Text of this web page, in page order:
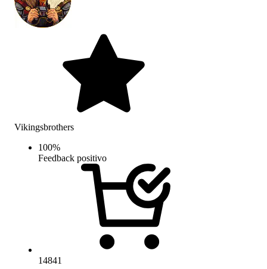
Vikingsbrothers
100%
Feedback positivo
14841